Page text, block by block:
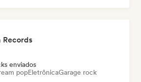
Records
enviados
popEletrônicaGarage rock